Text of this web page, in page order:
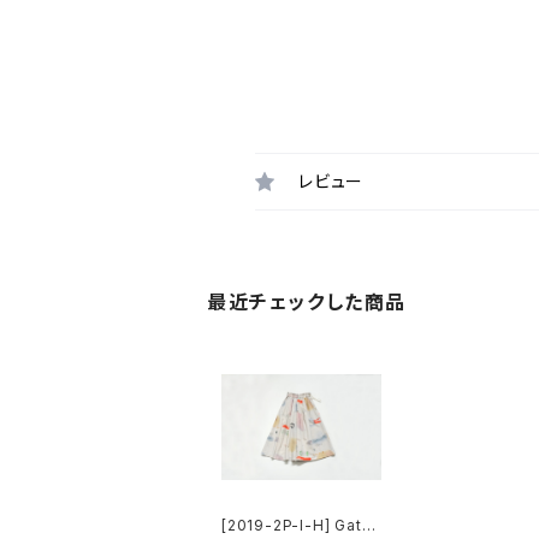
レビュー
最近チェックした商品
[2019-2P-I-H] Gath